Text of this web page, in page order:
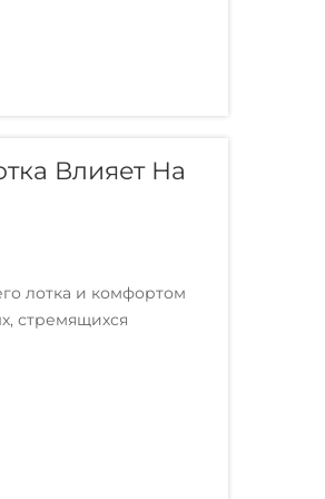
Влияет На
лотка и комфортом
стремящихся
который вы
л...